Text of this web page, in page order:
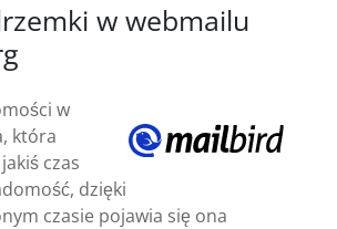
w webmailu
w
która
czas
dzięki
czasie pojawia się ona